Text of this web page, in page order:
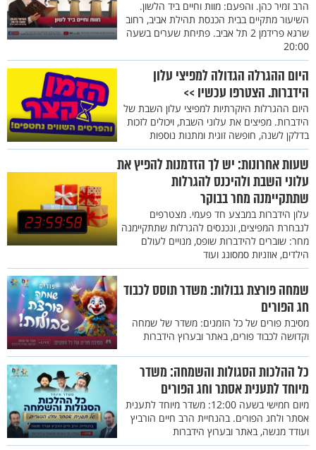
הרב זמיר כהן. והפעם: מוות וחיים ביד הלשון.
השיעור מתקיים בבית הכנסת תהילת אביב, רחוב
שרגא פרידמן 2 תל אביב. פתיחת שערים בשעה
20:00
היום ההגרלה הגדולה למפיצי עלון
הידברות. הצטרפו עכשיו >>
היום ההגרלות היוקרתיות למפיצי עלון השבת של
הידברות. מפיצים את עלוני השבת, ויכולים לזכות
בדלקן לשנה, חופשה זוגית ומתנות נוספות
שעות אחרונות: יש לך הזדמנות להפיץ את
עלוני השבת ולהיכנס להגרלות
שתתקיימנה מחר בבוקר
עלון הידברות במבצע חד פעמי. מצטרפים
לנבחרת המפיצים, ונכנסים להגרלות שתתקיימנה
מחר: שוברים להידברות שופס, מנויים לעולם
הילדים, אוזניות סמסונג ועוד
שמחה פורצת גבולות: משדר תוסס לכבוד
חג הפורים
מסיבת פורים של כל הזמנים: משדר של שמחה
וקדושה לכבוד פורים, באתר ובערוץ הידברות
כל ההלכות הסגולות והשמחה: משדר
מיוחד לתענית אסתר וחג הפורים
מיום חמישי בשעה 12:00: משדר מיוחד לתענית
אסתר ולחג הפורים. בהנחיית הרב חיים הורביץ
ועודד מנשה, באתר ובערוץ הידברות